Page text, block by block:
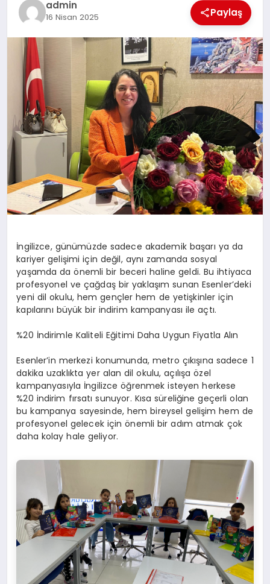
admin
16 Nisan 2025 Paylaş
İngilizce, günümüzde sadece akademik başarı ya da
kariyer gelişimi için değil, aynı zamanda sosyal
yaşamda da önemli bir beceri haline geldi. Bu ihtiyaca
profesyonel ve çağdaş bir yaklaşım sunan Esenler’deki
yeni dil okulu, hem gençler hem de yetişkinler için
kapılarını büyük bir indirim kampanyası ile açtı.
%20 İndirimle Kaliteli Eğitimi Daha Uygun Fiyatla Alın
Esenler’in merkezi konumunda, metro çıkışına sadece 1
dakika uzaklıkta yer alan dil okulu, açılışa özel
kampanyasıyla İngilizce öğrenmek isteyen herkese
%20 indirim fırsatı sunuyor. Kısa süreliğine geçerli olan
bu kampanya sayesinde, hem bireysel gelişim hem de
profesyonel gelecek için önemli bir adım atmak çok
daha kolay hale geliyor.